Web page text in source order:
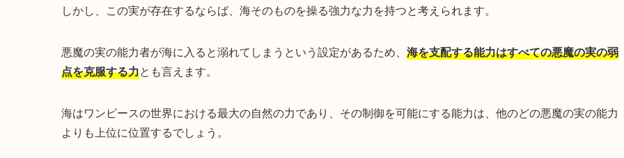
しかし、この実が存在するならば、海そのものを操る強力な力を持つと考えられます。
悪魔の実の能力者が海に入ると溺れてしまうという設定があるため、 海を支配する能力はすべての悪魔の実の弱
点を克服する力とも言えます。
海はワンピースの世界における最大の自然の力であり、その制御を可能にする能力は、他のどの悪魔の実の能力
よりも上位に位置するでしょう。